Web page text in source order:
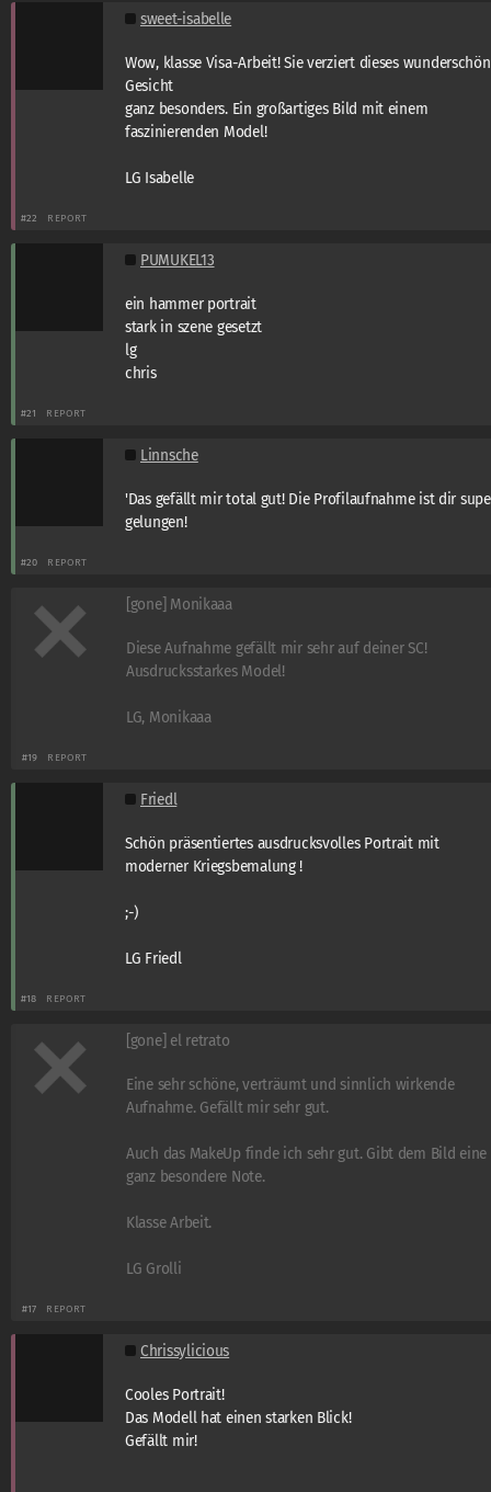
sweet-isabelle
Wow, klasse Visa-Arbeit! Sie verziert dieses
Gesicht
ganz besonders. Ein großartiges Bild mit einem
faszinierenden Model!
LG Isabelle
#22 REPORT
PUMUKEL13
ein hammer portrait
stark in szene gesetzt
lg
chris
#21 REPORT
Linnsche
'Das gefällt mir total gut! Die Profilaufnahme ist dir
gelungen!
#20 REPORT
[gone] Monikaaa
Diese Aufnahme gefällt mir sehr auf deiner SC!
Ausdrucksstarkes Model!
LG, Monikaaa
#19 REPORT
Friedl
Schön präsentiertes ausdrucksvolles Portrait mit
moderner Kriegsbemalung !
;-)
LG Friedl
#18 REPORT
[gone] el retrato
Eine sehr schöne, verträumt und sinnlich wirkende
Aufnahme. Gefällt mir sehr gut.
Auch das MakeUp finde ich sehr gut. Gibt dem Bild eine
ganz besondere Note.
Klasse Arbeit.
LG Grolli
#17 REPORT
Chrissylicious
Cooles Portrait!
Das Modell hat einen starken Blick!
Gefällt mir!